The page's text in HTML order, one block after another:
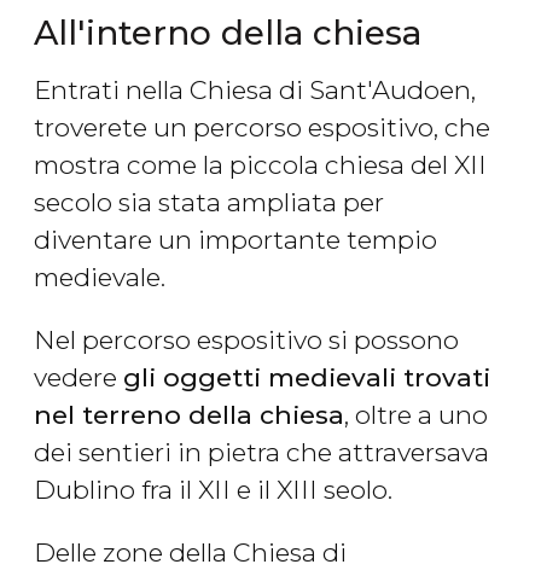
All'interno della chiesa
Entrati nella Chiesa di Sant'Audoen,
troverete un percorso espositivo, che
mostra come la piccola chiesa del XII
secolo sia stata ampliata per
diventare un importante tempio
medievale.
Nel percorso espositivo si possono
vedere gli oggetti medievali trovati
nel terreno della chiesa, oltre a uno
dei sentieri in pietra che attraversava
Dublino fra il XII e il XIII seolo.
Delle zone della Chiesa di